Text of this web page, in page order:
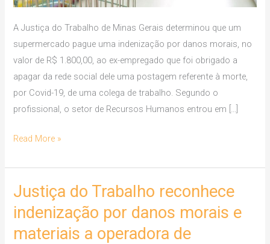
A Justiça do Trabalho de Minas Gerais determinou que um
supermercado pague uma indenização por danos morais, no
valor de R$ 1.800,00, ao ex-empregado que foi obrigado a
apagar da rede social dele uma postagem referente à morte,
por Covid-19, de uma colega de trabalho. Segundo o
profissional, o setor de Recursos Humanos entrou em […]
Read More »
Justiça do Trabalho reconhece
indenização por danos morais e
materiais a operadora de
Justiça
do
Trabalho
reconhece